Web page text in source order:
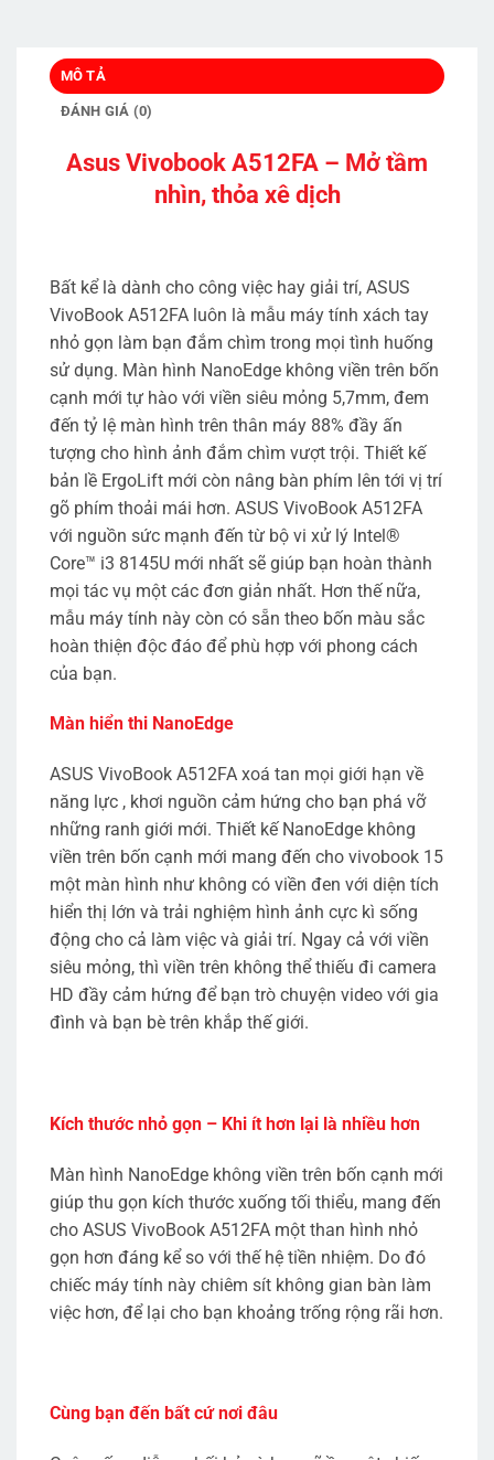
MÔ TẢ
ĐÁNH GIÁ (0)
Asus Vivobook A512FA – Mở tầm
nhìn, thỏa xê dịch
Bất kể là dành cho công việc hay giải trí, ASUS
VivoBook A512FA luôn là mẫu máy tính xách tay
nhỏ gọn làm bạn đắm chìm trong mọi tình huống
sử dụng. Màn hình NanoEdge không viền trên bốn
cạnh mới tự hào với viền siêu mỏng 5,7mm, đem
đến tỷ lệ màn hình trên thân máy 88% đầy ấn
tượng cho hình ảnh đắm chìm vượt trội. Thiết kế
bản lề ErgoLift mới còn nâng bàn phím lên tới vị trí
gõ phím thoải mái hơn. ASUS VivoBook A512FA
với nguồn sức mạnh đến từ bộ vi xử lý Intel®
Core™ i3 8145U mới nhất sẽ giúp bạn hoàn thành
mọi tác vụ một các đơn giản nhất. Hơn thế nữa,
mẫu máy tính này còn có sẵn theo bốn màu sắc
hoàn thiện độc đáo để phù hợp với phong cách
của bạn.
Màn hiển thi NanoEdge
ASUS VivoBook A512FA xoá tan mọi giới hạn về
năng lực , khơi nguồn cảm hứng cho bạn phá vỡ
những ranh giới mới. Thiết kế NanoEdge không
viền trên bốn cạnh mới mang đến cho vivobook 15
một màn hình như không có viền đen với diện tích
hiển thị lớn và trải nghiệm hình ảnh cực kì sống
động cho cả làm việc và giải trí. Ngay cả với viền
siêu mỏng, thì viền trên không thể thiếu đi camera
HD đầy cảm hứng để bạn trò chuyện video với gia
đình và bạn bè trên khắp thế giới.
Kích thước nhỏ gọn – Khi ít hơn lại là nhiều hơn
Màn hình NanoEdge không viền trên bốn cạnh mới
giúp thu gọn kích thước xuống tối thiểu, mang đến
cho ASUS VivoBook A512FA một than hình nhỏ
gọn hơn đáng kể so với thế hệ tiền nhiệm. Do đó
chiếc máy tính này chiêm sít không gian bàn làm
việc hơn, để lại cho bạn khoảng trống rộng rãi hơn.
Cùng bạn đến bất cứ nơi đâu